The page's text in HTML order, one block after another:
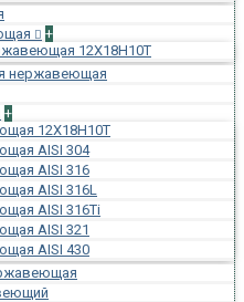
+
12Х18Н10Т
нержавеющая
+
12Х18Н10Т
AISI 304
AISI 316
AISI 316L
AISI 316Ti
AISI 321
AISI 430